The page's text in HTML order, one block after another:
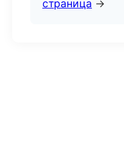
страница →